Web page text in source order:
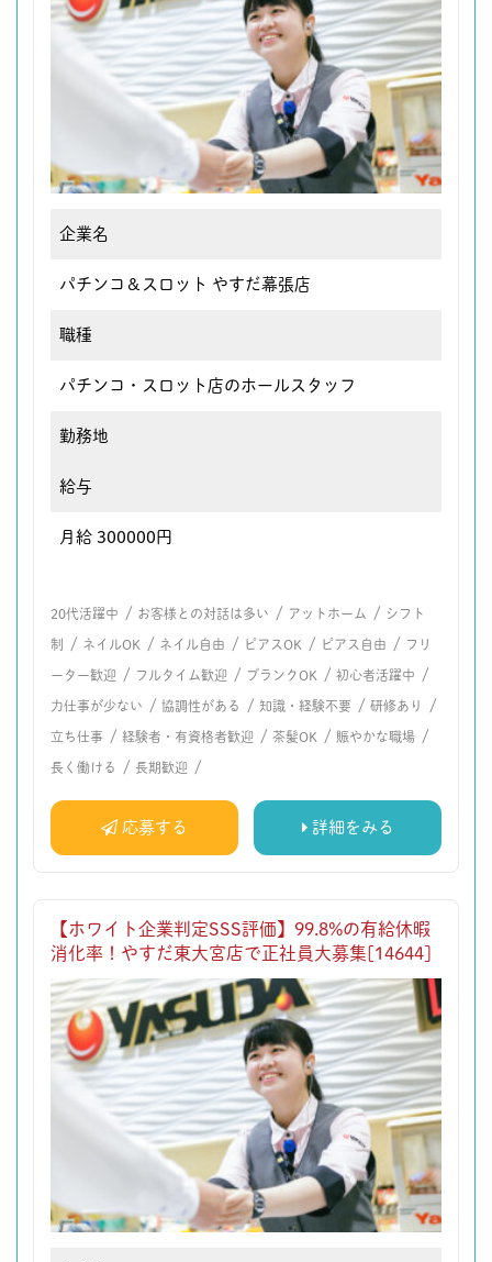
企業名
パチンコ＆スロット やすだ幕張店
職種
パチンコ・スロット店のホールスタッフ
勤務地
給与
月給 300000円
20代活躍中 / お客様との対話は多い / アットホーム / シフト
制 / ネイルOK / ネイル自由 / ピアスOK / ピアス自由 / フリ
ーター歓迎 / フルタイム歓迎 / ブランクOK / 初心者活躍中 /
力仕事が少ない / 協調性がある / 知識・経験不要 / 研修あり /
立ち仕事 / 経験者・有資格者歓迎 / 茶髪OK / 賑やかな職場 /
長く働ける / 長期歓迎 /
応募する 詳細をみる
【ホワイト企業判定SSS評価】99.8%の有給休暇
消化率！やすだ東大宮店で正社員大募集[14644]